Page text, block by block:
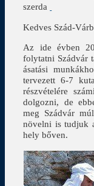
szerda
Kedves Szád-
Az ide évben
folytatni Szádvár
ásatási
tervezett 6-7
részvételére
dolgozni, de
meg Szádvár
növelni is tudjuk
hely bőven.